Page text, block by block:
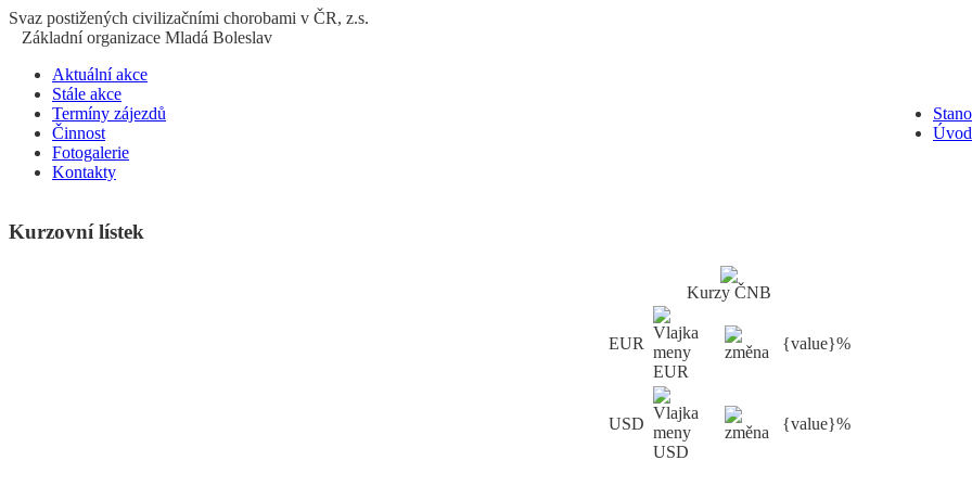
Svaz postižených civilizačními chorobami v ČR, z.s.
Základní organizace Mladá Boleslav
Aktuální akce
Stále akce
Termíny zájezdů
Činnost
Fotogalerie
Kontakty
Úvod
Kurzovní lístek
Kurzy ČNB
EUR {value}%
USD {value}%